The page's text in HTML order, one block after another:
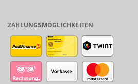
ZAHLUNGSMÖGLICHKEITEN